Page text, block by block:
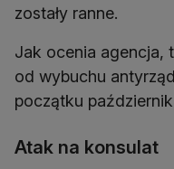
zostały ranne.
Jak ocenia agencja,
od wybuchu
początku
Atak na konsulat